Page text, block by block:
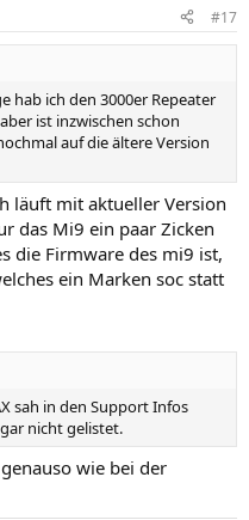
#17
hab ich den 3000er Repeater
ist inzwischen schon
auf die ältere Version
läuft mit aktueller Version
das Mi9 ein paar Zicken
die Firmware des mi9 ist,
ein Marken soc statt
sah in den Support Infos
nicht gelistet.
wie bei der